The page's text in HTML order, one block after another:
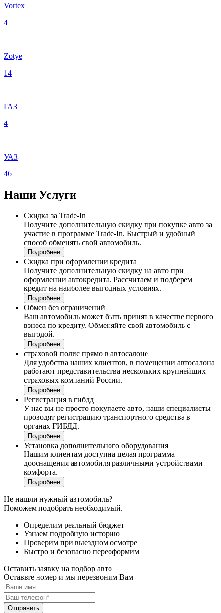
Vortex
4
Zotye
14
ГАЗ
4
УАЗ
46
Наши Услуги
Скидка за Trade-In
Получите дополнительную скидку при покупке авто за
участие в программе Trade-In. Быстрый и удобный
способ обменять свой автомобиль.
Подробнее
Скидка при оформлении кредита
Получите дополнительную скидку на авто при
оформлении автокредита. Рассчитаем и подберем
кредит на наиболее выгодных условиях.
Подробнее
Обмен без ограничений
Ваш автомобиль может быть принят в качестве первого
взноса по кредиту. Обменяйте свой автомобиль с
выгодой.
Подробнее
страховой полис прямо в автосалоне
Для удобства наших клиентов, в помещении автосалона
работают представительства нескольких крупнейших
страховых компаний России.
Подробнее
Регистрация в гибдд
У нас вы не просто покупаете авто, наши специалисты
проводят регистрацию транспортного средства в
органах ГИБДД.
Подробнее
Установка дополнительного оборудования
Нашим клиентам доступна целая программа
дооснащения автомобиля различными устройствами
комфорта.
Подробнее
Не нашли нужный автомобиль?
Поможем подобрать необходимый.
Определим реальный бюджет
Узнаем подробную историю
Проверим при выездном осмотре
Быстро и безопасно переоформим
Оставить заявку на подбор авто
Оставьте номер и мы перезвоним Вам
Отправить